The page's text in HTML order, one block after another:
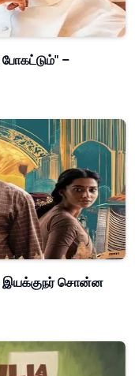
–
இயக்குநர் சொன்ன